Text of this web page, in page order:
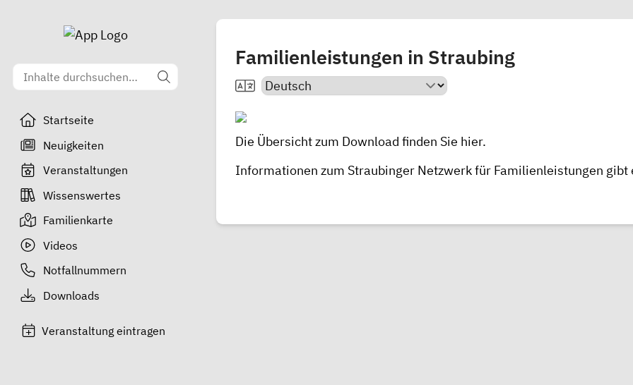
Startseite
Neuigkeiten
Veranstaltungen
Wissenswertes
Familienkarte
Videos
Notfallnummern
Downloads
Veranstaltung eintragen
Familienleistungen in Straubing
Die Übersicht zum Download finden Sie hier.
Informationen zum Straubinger Netzwerk für Familienleistungen gibt